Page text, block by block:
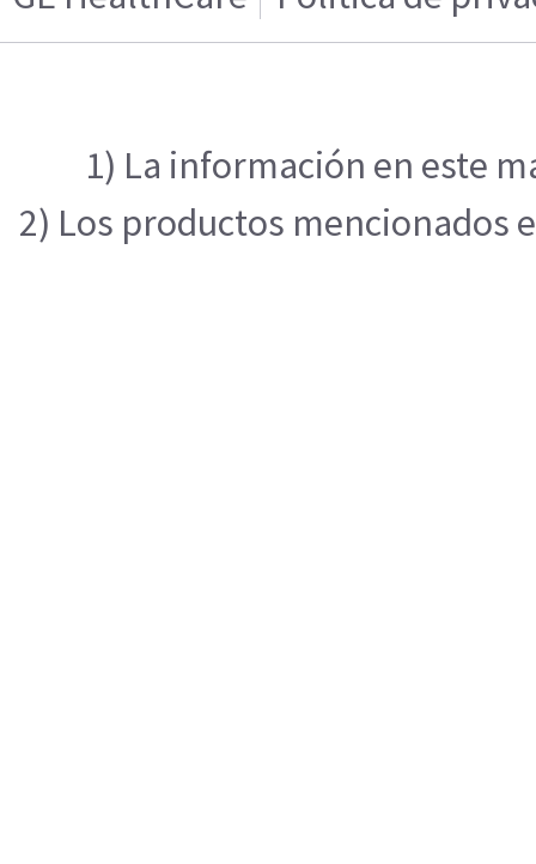
1) La información en este
2) Los productos mencionados